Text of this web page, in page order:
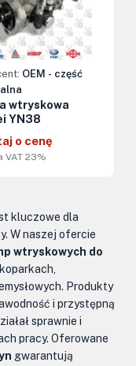
OEM - część
wtryskowa
YN38
o cenę
VAT 23%
kluczowe dla
W naszej ofercie
wtryskowych do
Produkty
i przystępną
sprawnie i
pracy. Oferowane
gwarantują